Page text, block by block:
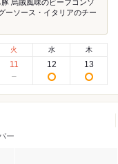
烏賊風味のビーフコンソ
ーソース・イタリアのチー
火
11
水
12
木
13
ー